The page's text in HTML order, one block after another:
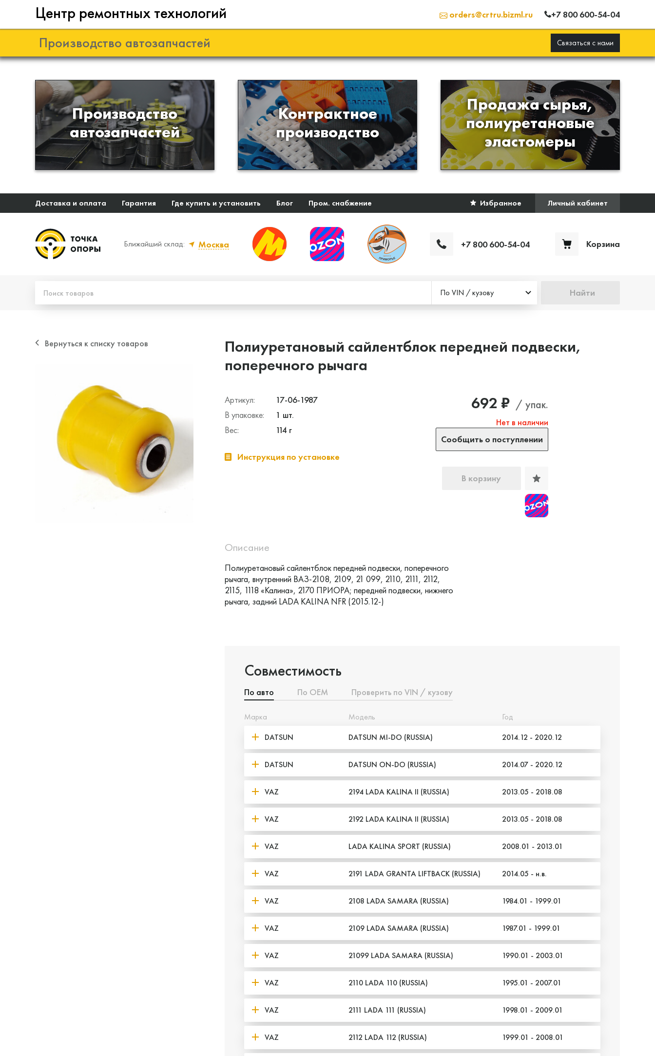
Центр ремонтных технологий orders@crtru.bizml.ru +7 800 600-54-04
Производство автозапчастей Связаться с нами
Производство
автозапчастей
Разработка и
производство деталей из
эластомеров для подвески
автомобиля
Контрактное
производство
Производство изделий из
пластиков и полимеров по
образцам либо чертежам
заказчика
Продажа сырья,
полиуретановые
эластомеры
Продажа сырья для
производства изделий из
полиуретана
Доставка и оплата Гарантия Где купить и установить Блог Пром. снабжение Избранное Личный кабинет
Ближайший склад:
Москва
+7 800 600-54-04 Корзина
По VIN / кузову Найти
Вернуться к списку товаров
Полиуретановый сайлентблок передней подвески,
поперечного рычага
Артикул:
17-06-1987
В упаковке:
1 шт.
Вес:
114 г
Инструкция по установке
692 ₽ / упак.
Нет в наличии
Сообщить о поступлении
В корзину
Описание
Полиуретановый сайлентблок передней подвески, поперечного
рычага, внутренний ВАЗ-2108, 2109, 21 099, 2110, 2111, 2112,
2115, 1118 «Калина», 2170 ПРИОРА; передней подвески, нижнего
рычага, задний LADA KALINA NFR (2015.12-)
Совместимость
По авто По ОЕМ Проверить по VIN / кузову
Марка Модель
Год
DATSUN
DATSUN MI-DO (RUSSIA) 2014.12 - 2020.12
DATSUN DATSUN ON-DO (RUSSIA) 2014.07 - 2020.12
VAZ 2194 LADA KALINA II (RUSSIA) 2013.05 - 2018.08
VAZ 2192 LADA KALINA II (RUSSIA) 2013.05 - 2018.08
VAZ LADA KALINA SPORT (RUSSIA) 2008.01 - 2013.01
VAZ 2191 LADA GRANTA LIFTBACK (RUSSIA) 2014.05 - н.в.
VAZ 2108 LADA SAMARA (RUSSIA) 1984.01 - 1999.01
VAZ 2109 LADA SAMARA (RUSSIA) 1987.01 - 1999.01
VAZ 21099 LADA SAMARA (RUSSIA) 1990.01 - 2003.01
VAZ 2110 LADA 110 (RUSSIA) 1995.01 - 2007.01
VAZ 2111 LADA 111 (RUSSIA) 1998.01 - 2009.01
VAZ 2112 LADA 112 (RUSSIA) 1999.01 - 2008.01